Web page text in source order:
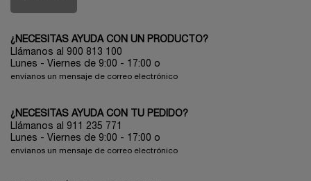
¿NECESITAS AYUDA CON UN PRODUCTO?
Llámanos al 900 813 100
Lunes - Viernes de 9:00 - 17:00 o
envíanos un mensaje de correo electrónico
¿NECESITAS AYUDA CON TU PEDIDO?
Llámanos al 911 235 771
Lunes - Viernes de 9:00 - 17:00 o
envíanos un mensaje de correo electrónico